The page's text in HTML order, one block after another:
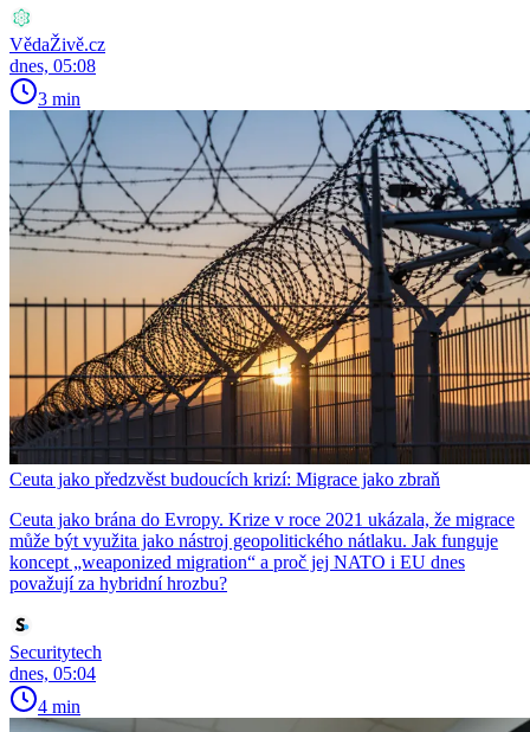
VědaŽivě.cz
dnes, 05:08
3 min
Ceuta jako předzvěst budoucích krizí: Migrace jako zbraň
Ceuta jako brána do Evropy. Krize v roce 2021 ukázala, že migrace
může být využita jako nástroj geopolitického nátlaku. Jak funguje
koncept „weaponized migration“ a proč jej NATO i EU dnes
považují za hybridní hrozbu?
Securitytech
dnes, 05:04
4 min